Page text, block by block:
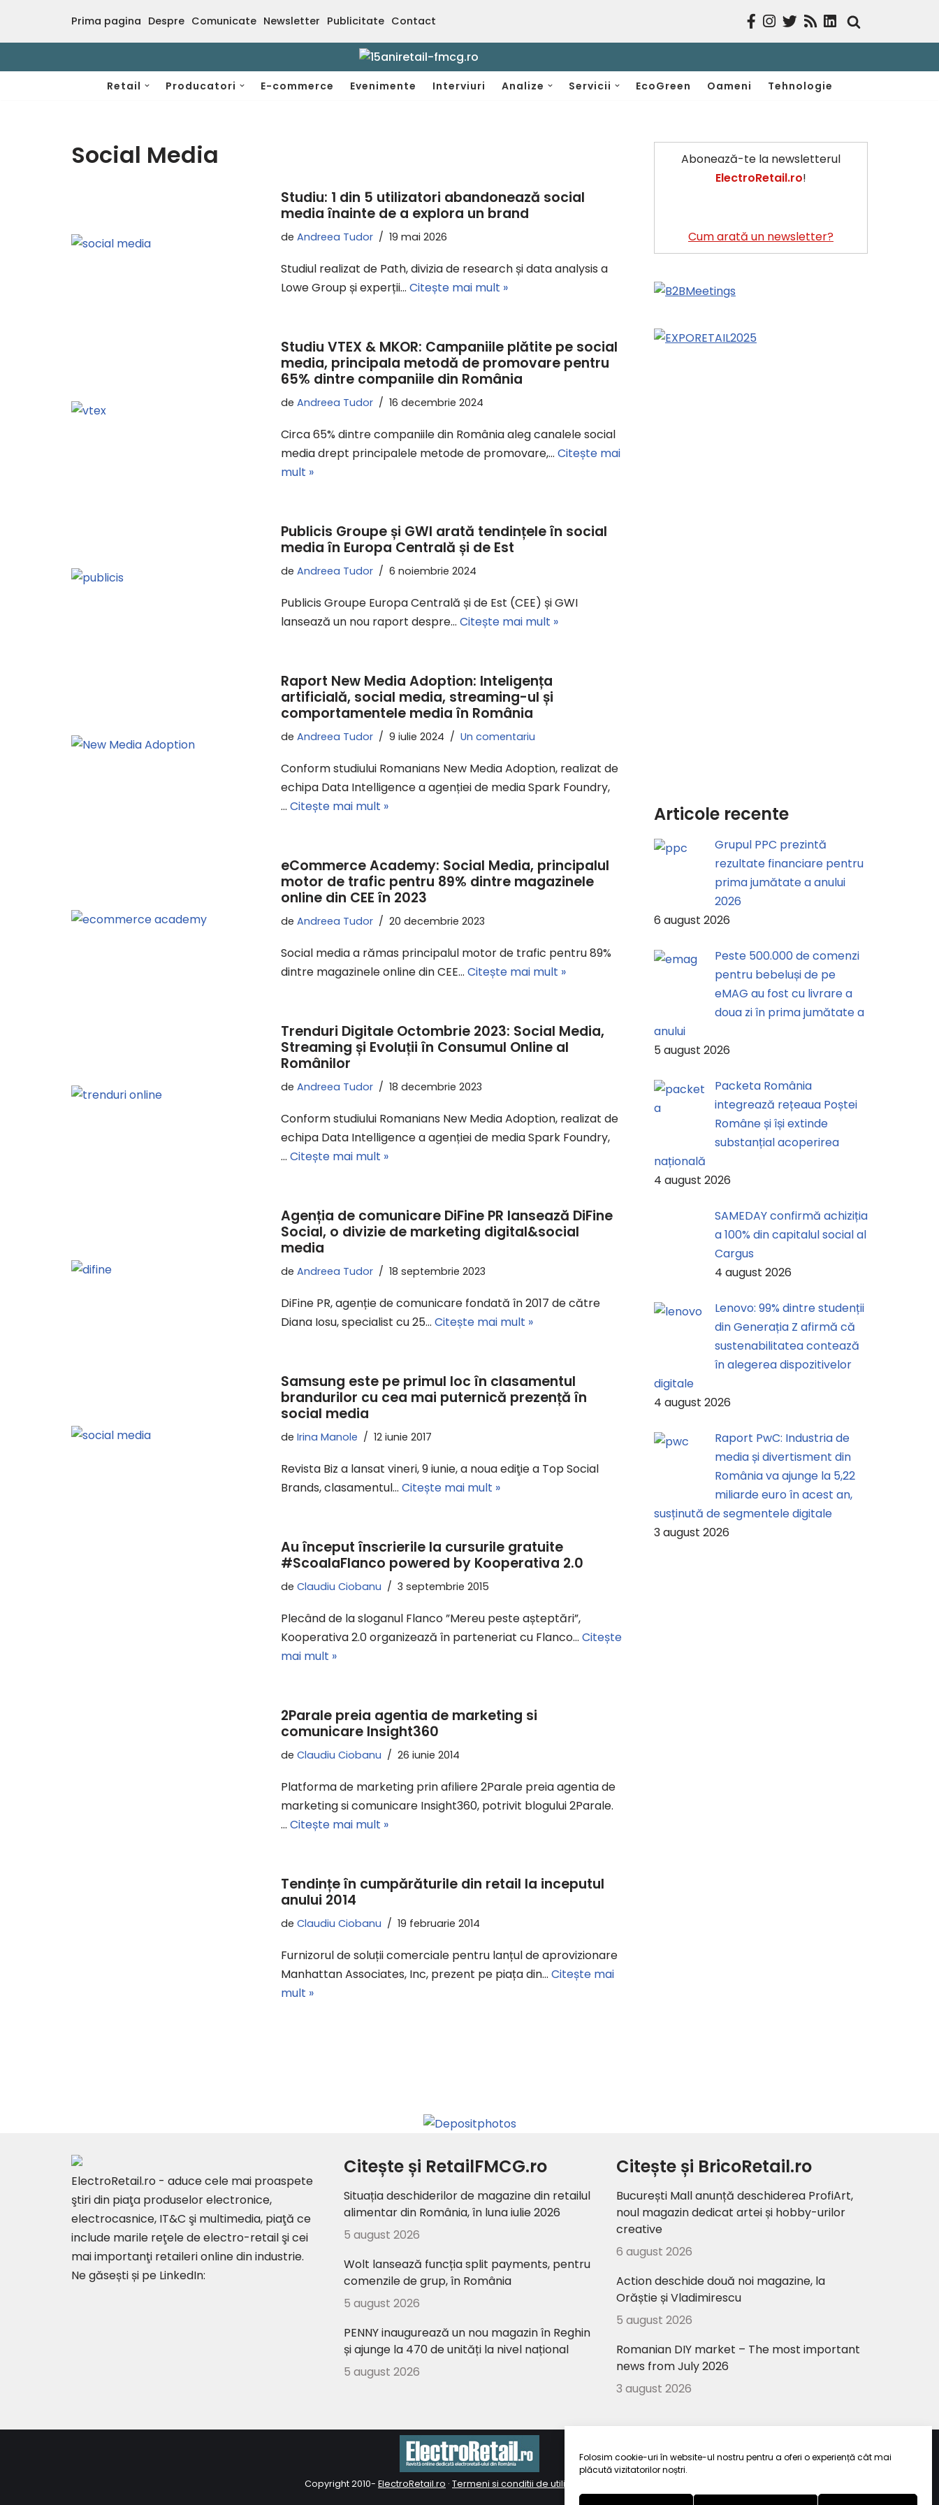
Folosim cookie-uri în website-ul nostru pentru a oferi o experiență cât mai
plăcută vizitatorilor noștri.
Sari
conținut
Prima pagina Despre Comunicate Newsletter Publicitate Contact
Retail Producatori E-commerce Evenimente Interviuri Analize Servicii EcoGreen Oameni Tehnologie
Social Media
Studiu: 1 din 5 utilizatori abandonează social
media înainte de a explora un brand
de Andreea Tudor 19 mai 2026
Studiul realizat de Path, divizia de research și data analysis a
Lowe Group și experții… Citește mai mult »
Studiu VTEX & MKOR: Campaniile plătite pe social
media, principala metodă de promovare pentru
65% dintre companiile din România
de Andreea Tudor 16 decembrie 2024
Circa 65% dintre companiile din România aleg canalele social
media drept principalele metode de promovare,… Citește mai
mult »
Publicis Groupe și GWI arată tendințele în social
media în Europa Centrală și de Est
de Andreea Tudor 6 noiembrie 2024
Publicis Groupe Europa Centrală și de Est (CEE) și GWI
lansează un nou raport despre… Citește mai mult »
Raport New Media Adoption: Inteligența
artificială, social media, streaming-ul și
comportamentele media în România
de Andreea Tudor 9 iulie 2024 Un comentariu
Conform studiului Romanians New Media Adoption, realizat de
echipa Data Intelligence a agenției de media Spark Foundry,
… Citește mai mult »
eCommerce Academy: Social Media, principalul
motor de trafic pentru 89% dintre magazinele
online din CEE în 2023
de Andreea Tudor 20 decembrie 2023
Social media a rămas principalul motor de trafic pentru 89%
dintre magazinele online din CEE… Citește mai mult »
Trenduri Digitale Octombrie 2023: Social Media,
Streaming și Evoluții în Consumul Online al
Românilor
de Andreea Tudor 18 decembrie 2023
Conform studiului Romanians New Media Adoption, realizat de
echipa Data Intelligence a agenției de media Spark Foundry,
… Citește mai mult »
Agenția de comunicare DiFine PR lansează DiFine
Social, o divizie de marketing digital&social
media
de Andreea Tudor 18 septembrie 2023
DiFine PR, agenție de comunicare fondată în 2017 de către
Diana Iosu, specialist cu 25… Citește mai mult »
Samsung este pe primul loc în clasamentul
brandurilor cu cea mai puternică prezență în
social media
de Irina Manole 12 iunie 2017
Revista Biz a lansat vineri, 9 iunie, a noua ediţie a Top Social
Brands, clasamentul… Citește mai mult »
Au început înscrierile la cursurile gratuite
#ScoalaFlanco powered by Kooperativa 2.0
de Claudiu Ciobanu 3 septembrie 2015
Plecând de la sloganul Flanco ”Mereu peste așteptări”,
Kooperativa 2.0 organizează în parteneriat cu Flanco… Citește
mai mult »
2Parale preia agentia de marketing si
comunicare Insight360
de Claudiu Ciobanu 26 iunie 2014
Platforma de marketing prin afiliere 2Parale preia agentia de
marketing si comunicare Insight360, potrivit blogului 2Parale.
… Citește mai mult »
Tendințe în cumpărăturile din retail la inceputul
anului 2014
de Claudiu Ciobanu 19 februarie 2014
Furnizorul de soluții comerciale pentru lanțul de aprovizionare
Manhattan Associates, Inc, prezent pe piața din… Citește mai
mult »
Abonează-te la newsletterul
ElectroRetail.ro!
Cum arată un newsletter?
Articole recente
Grupul PPC prezintă
rezultate financiare pentru
prima jumătate a anului
2026
6 august 2026
Peste 500.000 de comenzi
pentru bebeluși de pe
eMAG au fost cu livrare a
doua zi în prima jumătate a
anului
5 august 2026
Packeta România
integrează rețeaua Poștei
Române și își extinde
substanțial acoperirea
națională
4 august 2026
SAMEDAY confirmă achiziția
a 100% din capitalul social al
Cargus
4 august 2026
Lenovo: 99% dintre studenții
din Generația Z afirmă că
sustenabilitatea contează
în alegerea dispozitivelor
digitale
4 august 2026
Raport PwC: Industria de
media și divertisment din
România va ajunge la 5,22
miliarde euro în acest an,
susținută de segmentele digitale
3 august 2026
ElectroRetail.ro - aduce cele mai proaspete
ştiri din piaţa produselor electronice,
electrocasnice, IT&C şi multimedia, piaţă ce
include marile reţele de electro-retail şi cei
mai importanţi retaileri online din industrie.
Ne găsești și pe LinkedIn:
Citește și RetailFMCG.ro
Situația deschiderilor de magazine din retailul
alimentar din România, în luna iulie 2026
5 august 2026
Wolt lansează funcția split payments, pentru
comenzile de grup, în România
5 august 2026
PENNY inaugurează un nou magazin în Reghin
și ajunge la 470 de unități la nivel național
5 august 2026
Citește și BricoRetail.ro
București Mall anunță deschiderea ProfiArt,
noul magazin dedicat artei și hobby-urilor
creative
6 august 2026
Action deschide două noi magazine, la
Orăștie și Vladimirescu
5 august 2026
Romanian DIY market – The most important
news from July 2026
3 august 2026
Copyright 2010- ElectroRetail.ro · Termeni si conditii de utilizare a site-ului